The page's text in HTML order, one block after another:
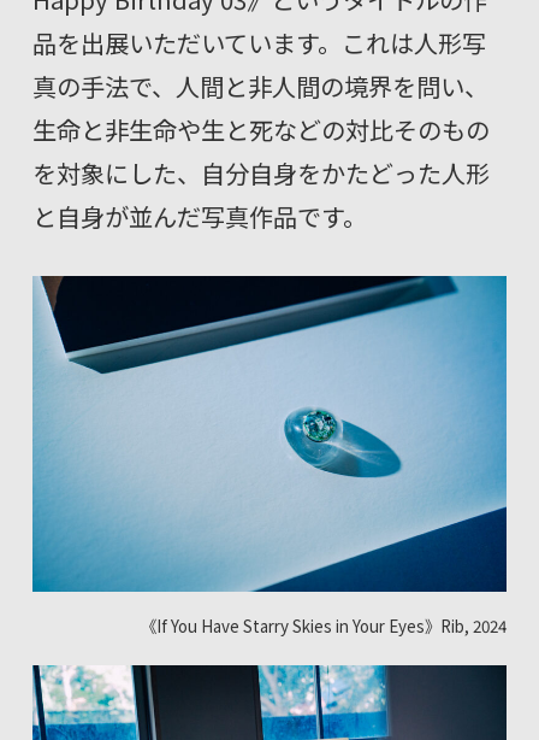
品を出展いただいています。これは人形写
真の手法で、人間と非人間の境界を問い、
生命と非生命や生と死などの対比そのもの
を対象にした、自分自身をかたどった人形
と自身が並んだ写真作品です。
《If You Have Starry Skies in Your Eyes》Rib, 2024